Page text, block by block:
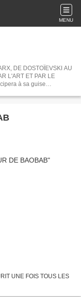
MENU
L'ART ET PAR LE
UNE FOIS TOUS LES